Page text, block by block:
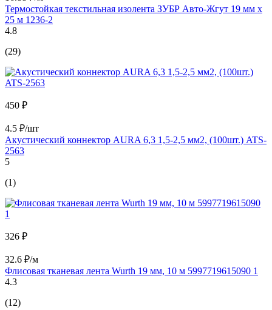
Термостойкая текстильная изолента ЗУБР Авто-Жгут 19 мм х
25 м 1236-2
4.8
(29)
450 ₽
4.5 ₽/шт
Акустический коннектор AURA 6,3 1,5-2,5 мм2, (100шт.) ATS-
2563
5
(1)
326 ₽
32.6 ₽/м
Флисовая тканевая лента Wurth 19 мм, 10 м 5997719615090 1
4.3
(12)